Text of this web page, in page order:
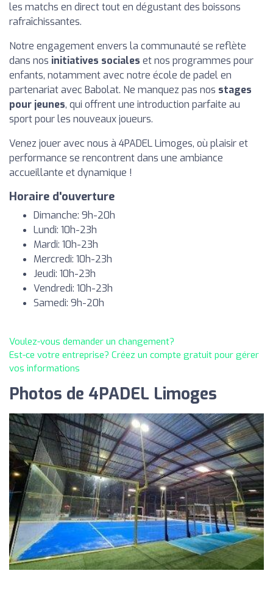
les matchs en direct tout en dégustant des boissons
rafraîchissantes.
Notre engagement envers la communauté se reflète
dans nos initiatives sociales et nos programmes pour
enfants, notamment avec notre école de padel en
partenariat avec Babolat. Ne manquez pas nos stages
pour jeunes, qui offrent une introduction parfaite au
sport pour les nouveaux joueurs.
Venez jouer avec nous à 4PADEL Limoges, où plaisir et
performance se rencontrent dans une ambiance
accueillante et dynamique !
Horaire d'ouverture
Dimanche: 9h-20h
Lundi: 10h-23h
Mardi: 10h-23h
Mercredi: 10h-23h
Jeudi: 10h-23h
Vendredi: 10h-23h
Samedi: 9h-20h
Voulez-vous demander un changement?
Est-ce votre entreprise? Créez un compte gratuit pour gérer
vos informations
Photos de 4PADEL Limoges